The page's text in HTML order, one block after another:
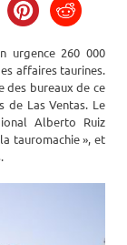
urgence 260 000
affaires taurines.
des bureaux de ce
de Las Ventas. Le
Alberto Ruiz
tauromachie », et